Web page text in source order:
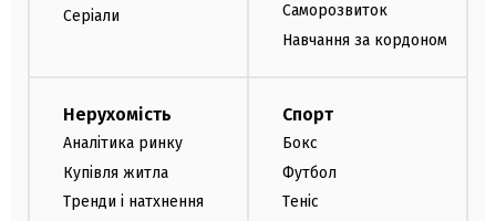
Серіали
Саморозвиток
Навчання за кордоном
Нерухомість
Аналітика ринку
Купівля житла
Тренди і натхнення
Спорт
Бокс
Футбол
Теніс